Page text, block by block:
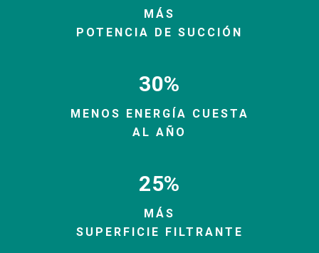
MÁS
POTENCIA DE SUCCIÓN
30%
MENOS ENERGÍA CUESTA
AL AÑO
25%
MÁS
SUPERFICIE FILTRANTE